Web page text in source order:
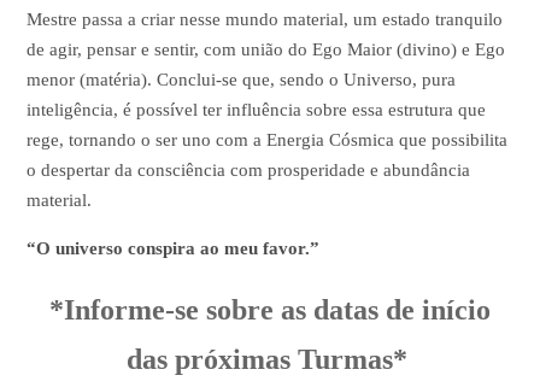
Mestre passa a criar nesse mundo material, um estado tranquilo
de agir, pensar e sentir, com união do Ego Maior (divino) e Ego
menor (matéria). Conclui-se que, sendo o Universo, pura
inteligência, é possível ter influência sobre essa estrutura que
rege, tornando o ser uno com a Energia Cósmica que possibilita
o despertar da consciência com prosperidade e abundância
material.
“O universo conspira ao meu favor.”
*Informe-se sobre as datas de início
das próximas Turmas*